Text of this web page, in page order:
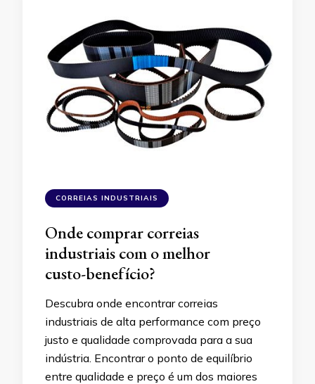
CORREIAS INDUSTRIAIS
Onde comprar correias
industriais com o melhor
custo-benefício?
Descubra onde encontrar correias
industriais de alta performance com preço
justo e qualidade comprovada para a sua
indústria. Encontrar o ponto de equilíbrio
entre qualidade e preço é um dos maiores